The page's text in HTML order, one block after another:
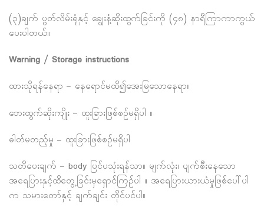
(၃)ချက် ပွတ်လိမ်းရုံနှင့် ချွေးနံ့ဆိုးထွက်ခြင်းကို (၄၈) နာရီကြာကာကွယ်
ပေးပါတယ်။
Warning / Storage instructions
ထားသိုရန်နေရာ – နေရောင်မထိ၍အေးမြသောနေရာ။
ဘေးထွက်ဆိုးကျိုး – ထူးခြားဖြစ်စဉ်မရှိပါ ။
ဓါတ်မတည့်မှု – ထူးခြားဖြစ်စဉ်မရှိပါ
သတိပေးချက် – body ပြင်ပသုံးရန်သာ။ မျက်လုံး၊ ပျက်စီးနေသော
အရေပြားနှင့်ထိတွေ့ခြင်းမှရှောင်ကြဉ်ပါ ။ အရေပြားယားယံမှုဖြစ်ပေါ်ပါ
က သမားတော်နှင့် ချက်ချင်း တိုင်ပင်ပါ။